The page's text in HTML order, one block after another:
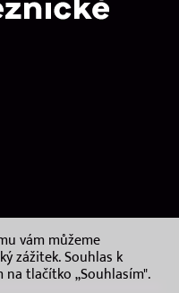
vám můžeme
zážitek. Souhlas k
tlačítko „Souhlasím".